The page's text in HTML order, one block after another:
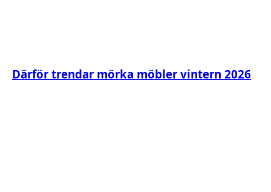
Därför trendar mörka möbler vintern 2026